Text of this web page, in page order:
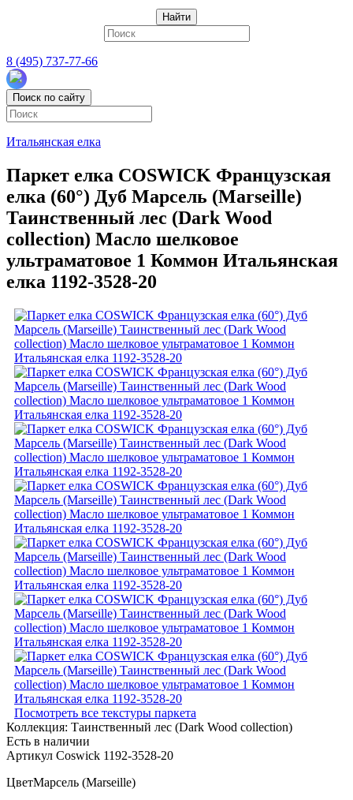
Найти
8 (495) 737-77-66
Поиск по сайту
Итальянская елка
Паркет елка COSWICK Французская
елка (60°) Дуб Марсель (Marseille)
Таинственный лес (Dark Wood
collection) Масло шелковое
ультраматовое 1 Коммон Итальянская
елка 1192-3528-20
Посмотреть все текстуры паркета
Коллекция: Таинственный лес (Dark Wood collection)
Есть в наличии
Артикул Coswick 1192-3528-20
ЦветМарсель (Marseille)